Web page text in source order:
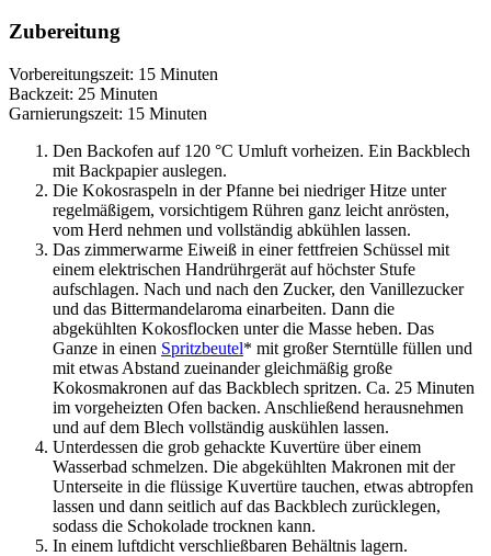
Zubereitung
Vorbereitungszeit: 15 Minuten
Backzeit: 25 Minuten
Garnierungszeit: 15 Minuten
Den Backofen auf 120 °C Umluft vorheizen. Ein Backblech
mit Backpapier auslegen.
Die Kokosraspeln in der Pfanne bei niedriger Hitze unter
regelmäßigem, vorsichtigem Rühren ganz leicht anrösten,
vom Herd nehmen und vollständig abkühlen lassen.
Das zimmerwarme Eiweiß in einer fettfreien Schüssel mit
einem elektrischen Handrührgerät auf höchster Stufe
aufschlagen. Nach und nach den Zucker, den Vanillezucker
und das Bittermandelaroma einarbeiten. Dann die
abgekühlten Kokosflocken unter die Masse heben. Das
Ganze in einen Spritzbeutel* mit großer Sterntülle füllen und
mit etwas Abstand zueinander gleichmäßig große
Kokosmakronen auf das Backblech spritzen. Ca. 25 Minuten
im vorgeheizten Ofen backen. Anschließend herausnehmen
und auf dem Blech vollständig auskühlen lassen.
Unterdessen die grob gehackte Kuvertüre über einem
Wasserbad schmelzen. Die abgekühlten Makronen mit der
Unterseite in die flüssige Kuvertüre tauchen, etwas abtropfen
lassen und dann seitlich auf das Backblech zurücklegen,
sodass die Schokolade trocknen kann.
In einem luftdicht verschließbaren Behältnis lagern.